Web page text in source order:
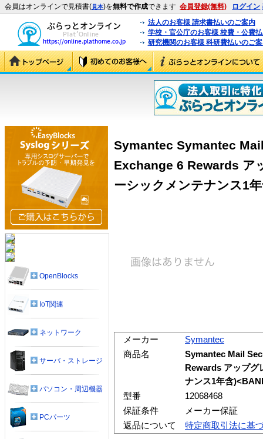
会員はオンラインで見積書(見本)を無料で作成できます 会員登録(無料) ログイン
法人のお客様 請求書払いのご案内
学校・官公庁のお客様 校費・公費
研究機関のお客様 科研費払いのご
Symantec Symantec
Exchange 6 Rewards ア
ーシックメンテナンス1
メーカー
Symantec
商品名
Symantec Mail
Rewards アップグ
ナンス1年含
型番
12068468
保証条件
メーカー保証
返品について
特定商取引法に基
OpenBlocks
IoT関連
ネットワーク
サーバ・ストレージ
パソコン・周辺機器
PCパーツ